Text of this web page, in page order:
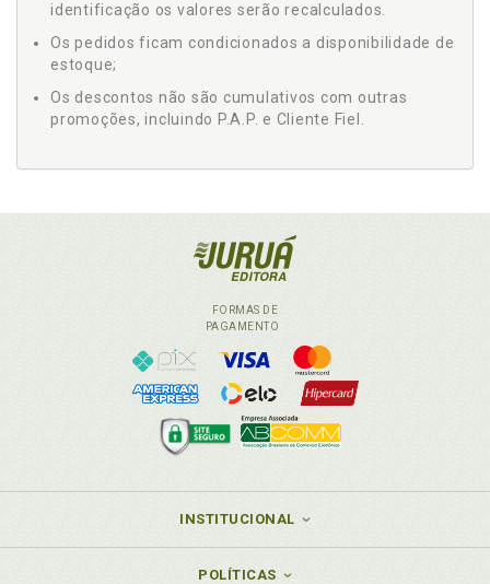
identificação os valores serão recalculados.
Os pedidos ficam condicionados a disponibilidade de
estoque;
Os descontos não são cumulativos com outras
promoções, incluindo P.A.P. e Cliente Fiel.
FORMAS DE
PAGAMENTO
INSTITUCIONAL
POLÍTICAS